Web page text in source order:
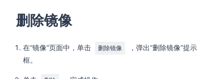
删除镜像
在“镜像”页面中，单击 删除镜像
，弹出“删除镜像”提示
框。